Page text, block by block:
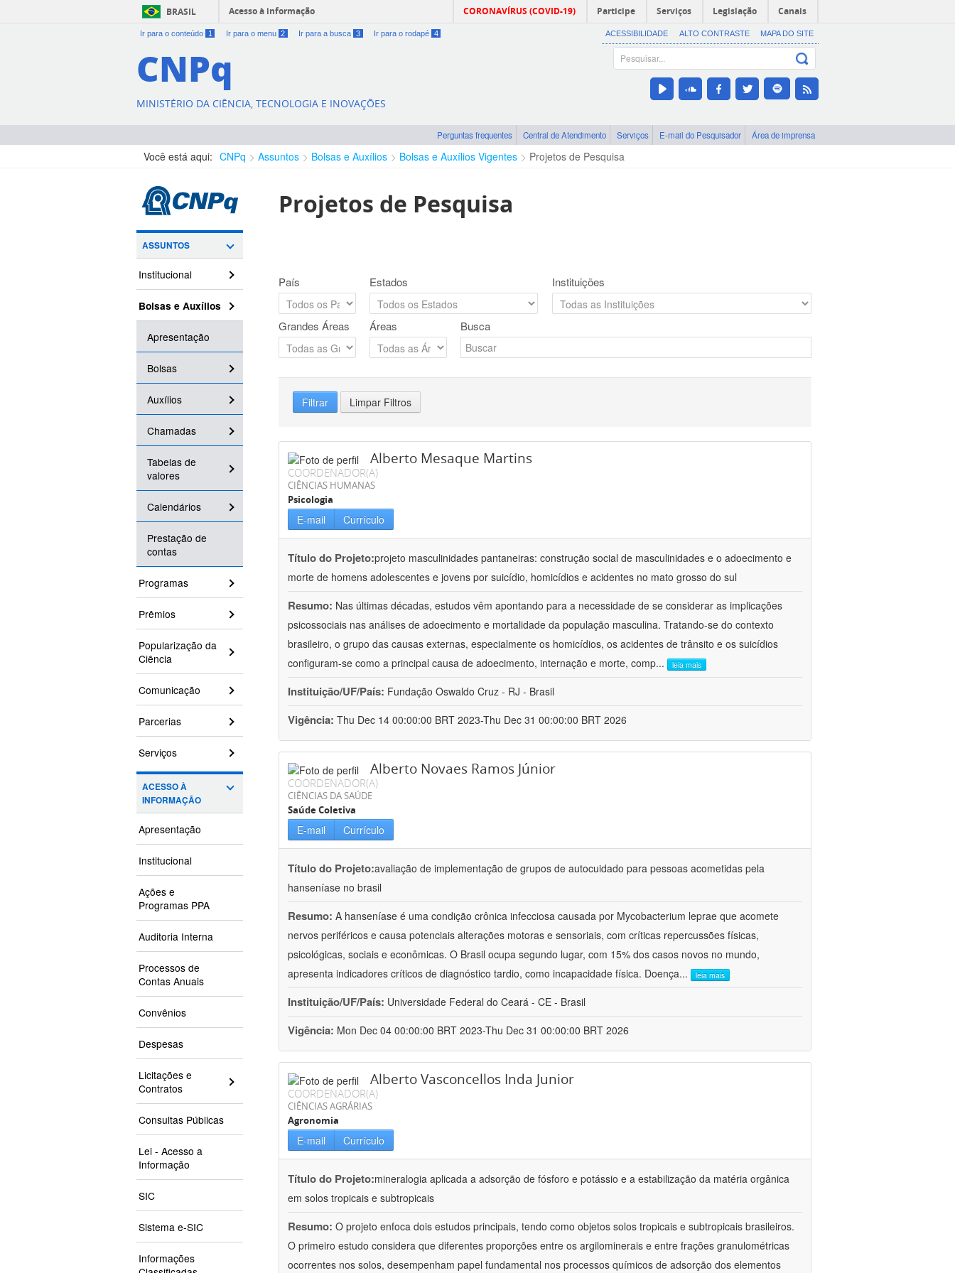
BRASIL Acesso à informação CORONAVÍRUS (COVID-19) Participe Serviços Legislação Canais
Ir para o conteúdo 1 Ir para o menu 2 Ir para a busca 3 Ir para o rodapé 4 ACESSIBILIDADE ALTO CONTRASTE MAPA DO SITE
CNPq
MINISTÉRIO DA CIÊNCIA, TECNOLOGIA E INOVAÇÕES
Perguntas frequentes Central de Atendimento Serviços E-mail do Pesquisador Área de imprensa
Você está aqui: CNPq Assuntos Bolsas e Auxílios Bolsas e Auxílios Vigentes Projetos de Pesquisa
ASSUNTOS
Institucional
Bolsas e Auxílios
Apresentação
Bolsas
Auxílios
Chamadas
Tabelas de
valores
Calendários
Prestação de
contas
Programas
Prêmios
Popularização da
Ciência
Comunicação
Parcerias
Serviços
ACESSO À
INFORMAÇÃO
Apresentação
Institucional
Ações e
Programas PPA
Auditoria Interna
Processos de
Contas Anuais
Convênios
Despesas
Licitações e
Contratos
Consultas Públicas
Lei - Acesso a
Informação
SIC
Sistema e-SIC
Informações
Projetos de Pesquisa
País Estados Instituições
Grandes Áreas Áreas Busca
Filtrar Limpar Filtros
Alberto Mesaque Martins
COORDENADOR(A)
CIÊNCIAS HUMANAS
Psicologia
E-mail Currículo
Título do Projeto:projeto masculinidades pantaneiras: construção social de masculinidades e o adoecimento e
morte de homens adolescentes e jovens por suicídio, homicídios e acidentes no mato grosso do sul
Resumo: Nas últimas décadas, estudos vêm apontando para a necessidade de se considerar as implicações
psicossociais nas análises de adoecimento e mortalidade da população masculina. Tratando-se do contexto
brasileiro, o grupo das causas externas, especialmente os homicídios, os acidentes de trânsito e os suicídios
configuram-se como a principal causa de adoecimento, internação e morte, comp... leia mais
Instituição/UF/País: Fundação Oswaldo Cruz - RJ - Brasil
Vigência: Thu Dec 14 00:00:00 BRT 2023-Thu Dec 31 00:00:00 BRT 2026
Alberto Novaes Ramos Júnior
COORDENADOR(A)
CIÊNCIAS DA SAÚDE
Saúde Coletiva
E-mail Currículo
Título do Projeto:avaliação de implementação de grupos de autocuidado para pessoas acometidas pela
hanseníase no brasil
Resumo: A hanseníase é uma condição crônica infecciosa causada por Mycobacterium leprae que acomete
nervos periféricos e causa potenciais alterações motoras e sensoriais, com críticas repercussões físicas,
psicológicas, sociais e econômicas. O Brasil ocupa segundo lugar, com 15% dos casos novos no mundo,
apresenta indicadores críticos de diagnóstico tardio, como incapacidade física. Doença... leia mais
Instituição/UF/País: Universidade Federal do Ceará - CE - Brasil
Vigência: Mon Dec 04 00:00:00 BRT 2023-Thu Dec 31 00:00:00 BRT 2026
Alberto Vasconcellos Inda Junior
COORDENADOR(A)
CIÊNCIAS AGRÁRIAS
Agronomia
E-mail Currículo
Título do Projeto:mineralogia aplicada a adsorção de fósforo e potássio e a estabilização da matéria orgânica
em solos tropicais e subtropicais
Resumo: O projeto enfoca dois estudos principais, tendo como objetos solos tropicais e subtropicais brasileiros.
O primeiro estudo considera que diferentes proporções entre os argilominerais e entre frações granulométricas
ocorrentes nos solos, desempenham papel fundamental nos processos químicos de adsorção dos elementos